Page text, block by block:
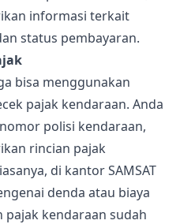
informasi terkait
status pembayaran.
bisa menggunakan
pajak kendaraan. Anda
polisi kendaraan,
rincian pajak
di kantor SAMSAT
denda atau biaya
kendaraan sudah